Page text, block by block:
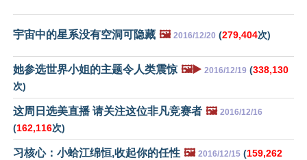
宇宙中的星系没有空洞可隐藏 🖼️ 2016/12/20 (279,404次)
她参选世界小姐的主题令人类震惊 🖼️▶️ 2016/12/19 (338,130
次)
这周日选美直播 请关注这位非凡竞赛者 🖼️ 2016/12/16
(162,116次)
习核心：小蛤江绵恒,收起你的任性 🖼️ 2016/12/15 (159,262